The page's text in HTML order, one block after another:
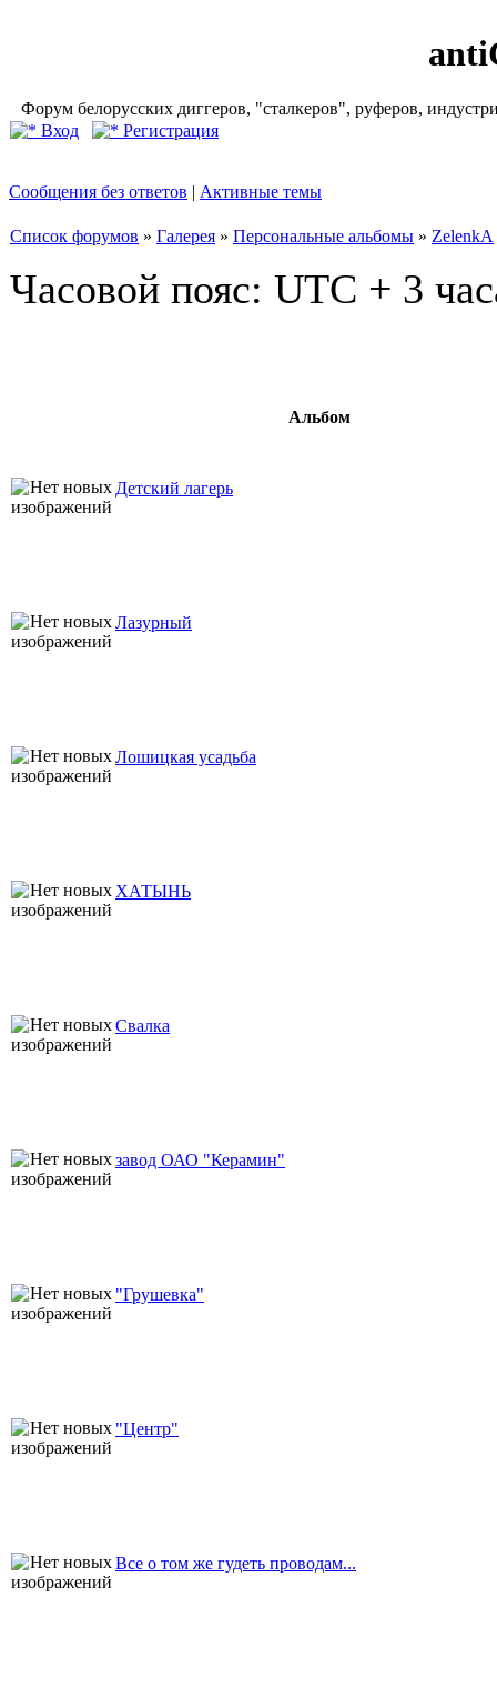
Форум белорусских диггеров, "сталкеров", руферов,
Вход
Регистрация
Сообщения без ответов | Активные темы
Список форумов » Галерея » Персональные альбомы » ZelenkA
Часовой пояс: UTC + 3
Альбом
Детский лагерь
Лазурный
Лошицкая усадьба
ХАТЫНЬ
Свалка
завод ОАО "Керамин"
"Грушевка"
"Центр"
Все о том же гудеть проводам...